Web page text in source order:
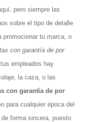
pero siempre las
sobre el tipo de detalle
promocionar tu marca, o
con garantía de por
empleados hay
la caza, o las
con garantía de por
para cualquier época del
forma sincera, puesto